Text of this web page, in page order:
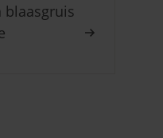
blaasgruis